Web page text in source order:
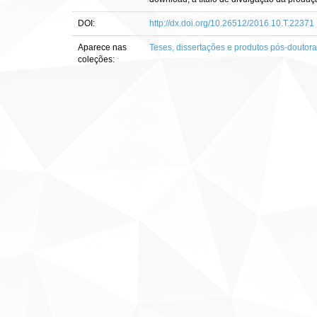
DOI: http://dx.doi.org/10.26512/2016.10.T.22371
Aparece nas
coleções:
Teses, dissertações e produtos pós-